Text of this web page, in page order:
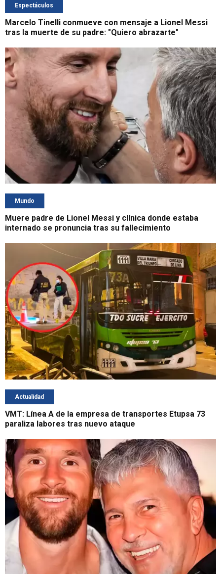
Espectáculos
Marcelo Tinelli conmueve con mensaje a Lionel Messi
tras la muerte de su padre: "Quiero abrazarte"
Mundo
Muere padre de Lionel Messi y clínica donde estaba
internado se pronuncia tras su fallecimiento
Actualidad
VMT: Línea A de la empresa de transportes Etupsa 73
paraliza labores tras nuevo ataque